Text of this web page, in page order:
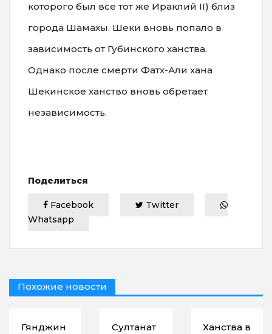
которого был все тот же Ираклий II) близ
города Шамахы. Шеки вновь попало в
зависимость от Губинского ханства.
Однако после смерти Фатх-Али хана
Шекинское ханство вновь обретает
независимость.
Поделиться
Facebook
Twitter
Whatsapp
Похожие новости
Гянджин
Султанат
Ханства в